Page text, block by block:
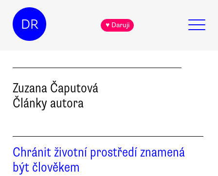
DR ♥ Daruji
Zuzana Čaputová
Články autora
Chránit životní prostředí znamená
být člověkem